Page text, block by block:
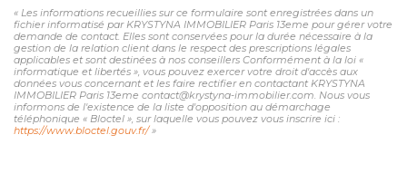
« Les informations recueillies sur ce formulaire sont enregistrées dans un
fichier informatisé par KRYSTYNA IMMOBILIER Paris 13eme pour gérer votre
demande de contact. Elles sont conservées pour la durée nécessaire à la
gestion de la relation client dans le respect des prescriptions légales
applicables et sont destinées à nos conseillers Conformément à la loi «
informatique et libertés », vous pouvez exercer votre droit d'accès aux
données vous concernant et les faire rectifier en contactant KRYSTYNA
IMMOBILIER Paris 13eme contact@krystyna-immobilier.com. Nous vous
informons de l'existence de la liste d'opposition au démarchage
téléphonique « Bloctel », sur laquelle vous pouvez vous inscrire ici :
https://www.bloctel.gouv.fr/»